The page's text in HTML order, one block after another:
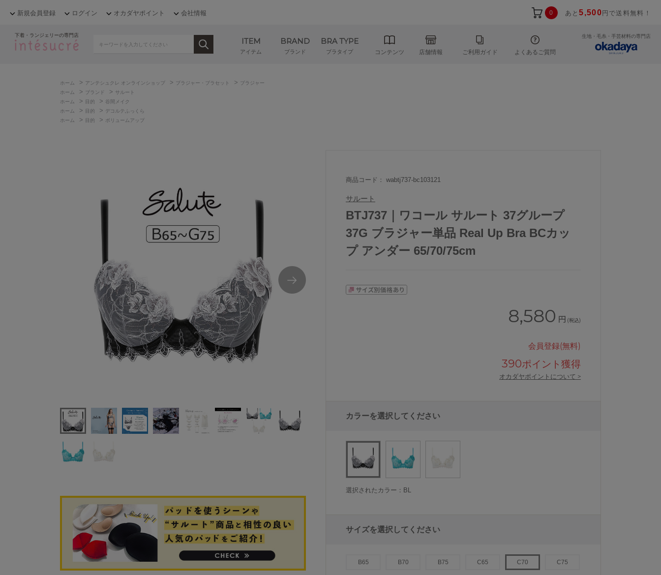
新規会員登録 ログイン オカダヤポイント 会社情報 0 あと5,500 円で送料無料！
下着・ランジェリーの専門店
ITEM
アイテム
BRAND
ブランド
BRA TYPE
ブラタイプ コンテンツ 店舗情報 ご利用ガイド よくあるご質問
生地・毛糸・手芸材料の専門店
ホーム > アンテシュクレ オンラインショップ > ブラジャー・ブラセット > ブラジャー
ホーム
> ブランド > サルート
ホーム
> 目的 > 谷間メイク
ホーム
> 目的 >
デコルテふっくら
ホーム
> 目的 > ボリュームアップ
商品コード： wabtj737-bc103121
サルート
BTJ737｜ワコール サルート 37グループ
37G ブラジャー単品 Real Up Bra BCカッ
プ アンダー 65/70/75cm
8,580 円 (税込)
会員登録(無料)
390ポイント獲得
オカダヤポイントについて >
カラーを選択してください
選択されたカラー：BL
サイズを選択してください
B65 B70 B75 C65 C70 C75